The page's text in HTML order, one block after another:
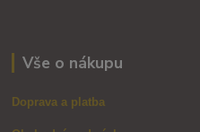
Vše o nákupu
Doprava a platba